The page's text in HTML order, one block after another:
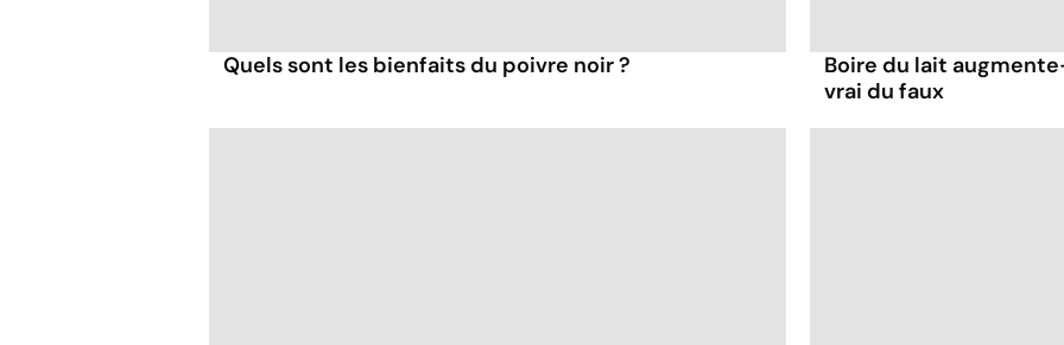
Quels sont les bienfaits du poivre noir ?
Boire du lait
vrai du faux